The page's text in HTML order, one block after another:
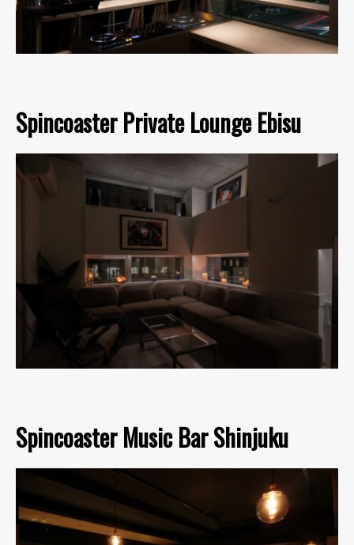
Spincoaster Private Lounge Ebisu
Spincoaster Music Bar Shinjuku